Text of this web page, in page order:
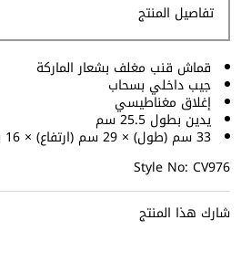
تفاصيل المنتج
قماش قنب مغلف بشعار الماركة
جيب داخلي بسحاب
إغلاق مغناطيسي
يدين بطول 25.5 سم
33 سم (طول) × 29 سم (ارتفاع) × 16 سم (عرض)
Style No: CV976
شارك هذا المنتج